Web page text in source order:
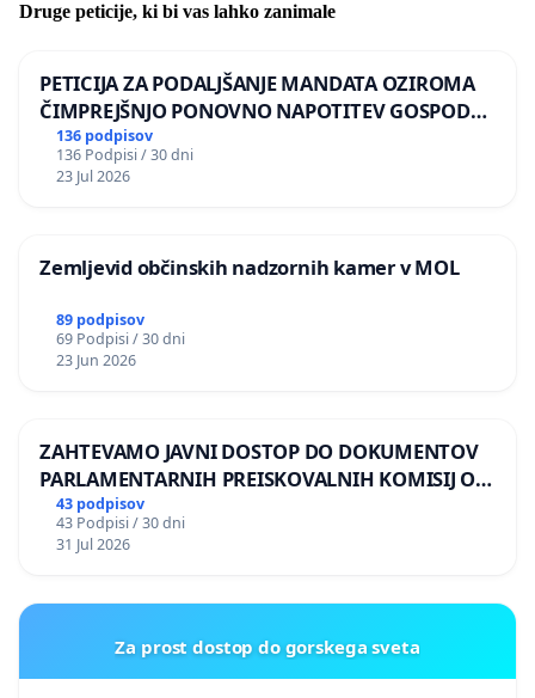
Druge peticije, ki bi vas lahko zanimale
PETICIJA ZA PODALJŠANJE MANDATA OZIROMA
ČIMPREJŠNJO PONOVNO NAPOTITEV GOSPODA
BERNARDA ŠRAJNERJA NA VELEPOSLANIŠTVO
REPUBLIKE SLOVENIJE V MOSKVI
136 podpisov
136 Podpisi / 30 dni
23 Jul 2026
Zemljevid občinskih nadzornih kamer v MOL
89 podpisov
69 Podpisi / 30 dni
23 Jun 2026
ZAHTEVAMO JAVNI DOSTOP DO DOKUMENTOV
PARLAMENTARNIH PREISKOVALNIH KOMISIJ O
ILEGALNI TRGOVINI Z OROŽJEM
43 podpisov
43 Podpisi / 30 dni
31 Jul 2026
Za prost dostop do gorskega sveta